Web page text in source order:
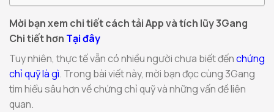
Mời bạn xem chi tiết cách tải App và tích lũy 3Gang
Chi tiết hơn Tại đây
Tuy nhiên, thực tế vẫn có nhiều người chưa biết đếnchứng
chỉ quỹ là gì. Trong bài viết này, mời bạn đọc cùng 3Gang
tìm hiểu sâu hơn về chứng chỉ quỹ và những vấn đề liên
quan.